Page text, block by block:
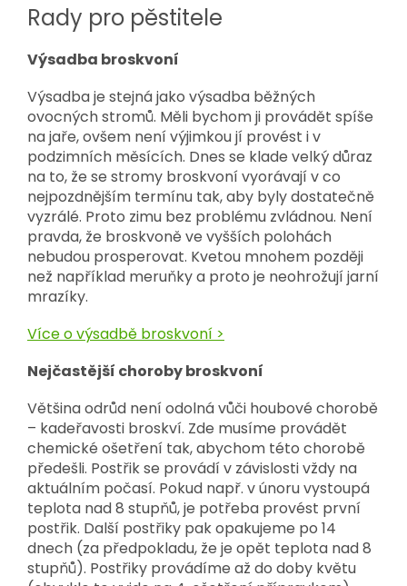
Rady pro pěstitele
Výsadba broskvoní
Výsadba je stejná jako výsadba běžných
ovocných stromů. Měli bychom ji provádět spíše
na jaře, ovšem není výjimkou jí provést i v
podzimních měsících. Dnes se klade velký důraz
na to, že se stromy broskvoní vyorávají v co
nejpozdnějším termínu tak, aby byly dostatečně
vyzrálé. Proto zimu bez problému zvládnou. Není
pravda, že broskvoně ve vyšších polohách
nebudou prosperovat. Kvetou mnohem později
než například meruňky a proto je neohrožují jarní
mrazíky.
Více o výsadbě broskvoní >
Nejčastější choroby broskvoní
Většina odrůd není odolná vůči houbové chorobě
– kadeřavosti broskví. Zde musíme provádět
chemické ošetření tak, abychom této chorobě
předešli. Postřik se provádí v závislosti vždy na
aktuálním počasí. Pokud např. v únoru vystoupá
teplota nad 8 stupňů, je potřeba provést první
postřik. Další postřiky pak opakujeme po 14
dnech (za předpokladu, že je opět teplota nad 8
stupňů). Postřiky provádíme až do doby květu